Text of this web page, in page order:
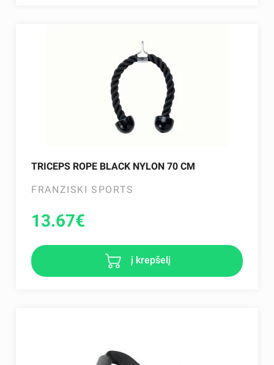
TRICEPS ROPE BLACK NYLON 70 CM
FRANZISKI SPORTS
13.67€
į krepšelį